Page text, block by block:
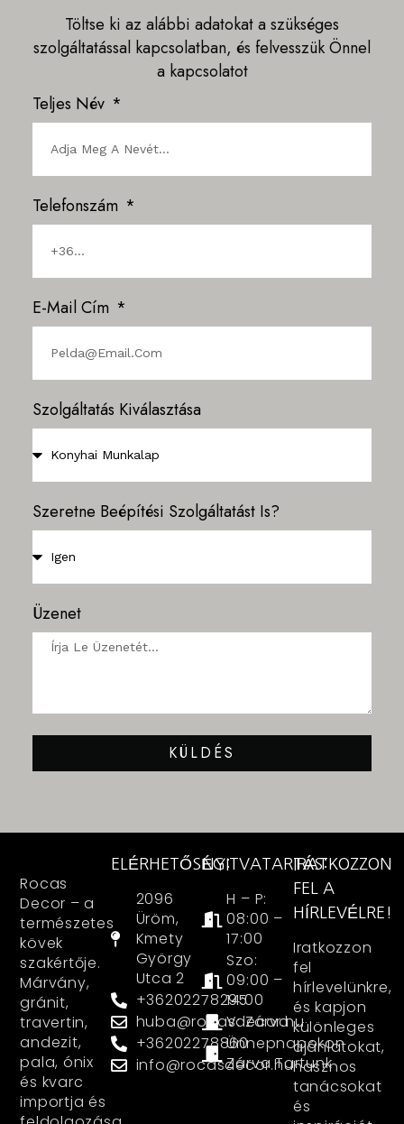
Töltse ki az alábbi adatokat a szükséges
szolgáltatással kapcsolatban, és felvesszük Önnel
a kapcsolatot
Teljes Név
Telefonszám
E-Mail Cím
Szolgáltatás Kiválasztása
Szeretne Beépítési Szolgáltatást Is?
Üzenet
KÜLDÉS
Rocas
Decor – a
természetes
kövek
szakértője.
Márvány,
gránit,
travertin,
andezit,
pala, ónix
és kvarc
importja és
ELÉRHETŐSÉG:
2096
Üröm,
Kmety
György
Utca 2
+36202278295
huba@rocasdecor.hu
+36202278860
info@rocasdecor.hu
NYITVATARTÁS:
H – P:
08:00 –
17:00
Szo:
09:00 –
14:00
V: Zárva
Ünnepnapokon
Zárva Tartunk
IRATKOZZON
FEL A
HÍRLEVÉLRE!
Iratkozzon
fel
hírlevelünkre,
és kapjon
különleges
ajánlatokat,
hasznos
tanácsokat
és